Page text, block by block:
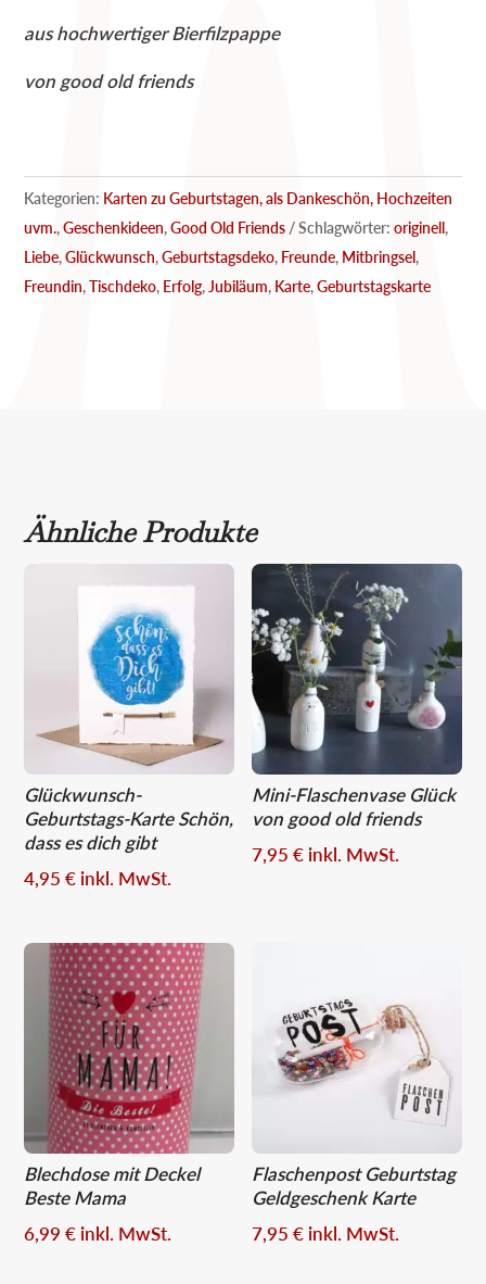
Menge
aus hochwertiger Bierfilzpappe
von good old friends
Kategorien: Karten zu Geburtstagen, als Dankeschön, Hochzeiten
uvm.,Geschenkideen,Good Old Friends Schlagwörter:originell,
Liebe,Glückwunsch,Geburtstagsdeko, Freunde, Mitbringsel,
Freundin,Tischdeko, Erfolg, Jubiläum, Karte,Geburtstagskarte
Ähnliche Produkte
Glückwunsch-
Geburtstags-Karte Schön,
dass es dich gibt
4,95€ inkl. MwSt.
Mini-Flaschenvase Glück
von good old friends
7,95€ inkl. MwSt.
Blechdose mit Deckel
Beste Mama
6,99€ inkl. MwSt.
Flaschenpost Geburtstag
Geldgeschenk Karte
7,95€ inkl. MwSt.